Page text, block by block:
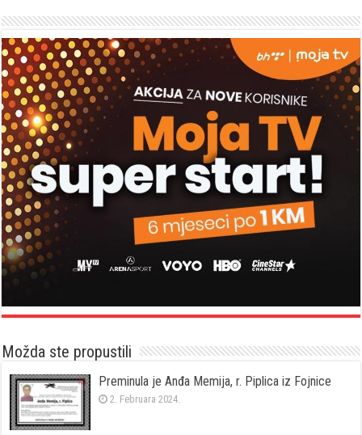
Možda ste propustili
Preminula je Anđa Memija, r. Piplica iz Fojnice
2. Februara 2024.